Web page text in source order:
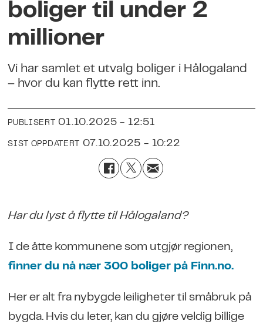
boliger til under 2
millioner
Vi har samlet et utvalg boliger i Hålogaland
– hvor du kan flytte rett inn.
PUBLISERT 01.10.2025 - 12:51
SIST OPPDATERT 07.10.2025 - 10:22
Har du lyst å flytte til Hålogaland?
I de åtte kommunene som utgjør regionen,
finner du nå nær 300 boliger på Finn.no.
Her er alt fra nybygde leiligheter til småbruk på
bygda. Hvis du leter, kan du gjøre veldig billige